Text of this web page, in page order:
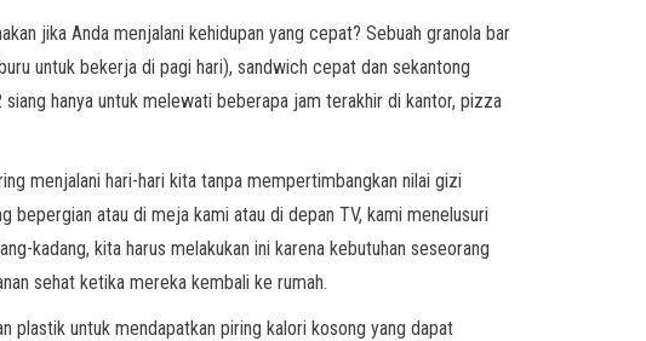
jika Anda menjalani kehidupan yang cepat? Sebuah granola bar
untuk bekerja di pagi hari), sandwich cepat dan sekantong
hanya untuk melewati beberapa jam terakhir di kantor, pizza
menjalani hari-hari kita tanpa mempertimbangkan nilai gizi
bepergian atau di meja kami atau di depan TV, kami menelusuri
kadang, kita harus melakukan ini karena kebutuhan seseorang
sehat ketika mereka kembali ke rumah.
plastik untuk mendapatkan piring kalori kosong yang dapat